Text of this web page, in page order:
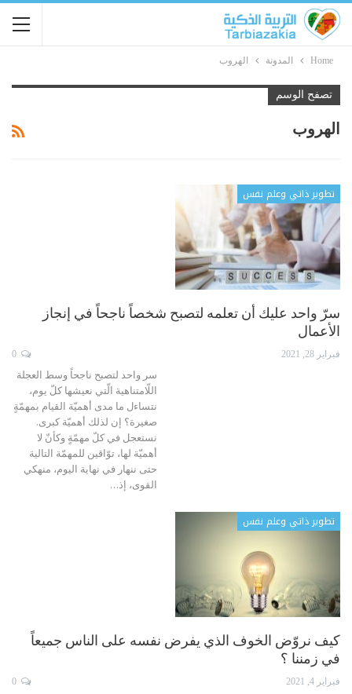
Home المدونة الهروب
تصفح الوسم
الهروب
تطوير ذاتي وعلم نفس
سرّ واحد عليك أن تعلمه لتصبح شخصاً ناجحاً في إنجاز
الأعمال
فبراير 28, 2021
سر واحد لتصبح ناجحاً وسط العجلة
اللّامتناهية الّتي نعيشها كلّ يوم،
نتساءل ما مدى أهميّة القيام بمهمّةٍ
صغيرة؟ إن لذلك أهميّة كبرى.
نستعجل في كلّ مهمّةٍ وكأنّ لا
أهميّة لها، توّاقين للمهمّة التالية
حتى ننهار في نهاية اليوم، منهكي
القوى، إذ…
تطوير ذاتي وعلم نفس
كيف نروّض الخوف الذي يفرض نفسه على الناس جميعاً
في زمننا ؟
فبراير 4, 2021